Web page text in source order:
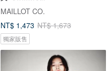
MAILLOT CO.
NT$ 1,473 NT$ 1,673
獨家販售